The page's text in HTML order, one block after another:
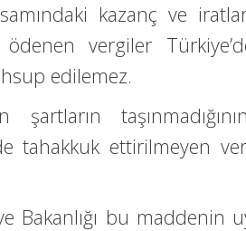
kazanç ve
ödenen vergiler
edilemez.
şartların
tahakkuk ettirilmeyen
Bakanlığı bu maddenin